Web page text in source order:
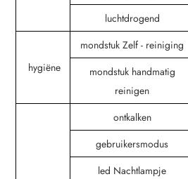
luchtdrogend
hygiëne
mondstuk Zelf - reiniging
mondstuk handmatig
reinigen
ontkalken
gebruikersmodus
led Nachtlampje